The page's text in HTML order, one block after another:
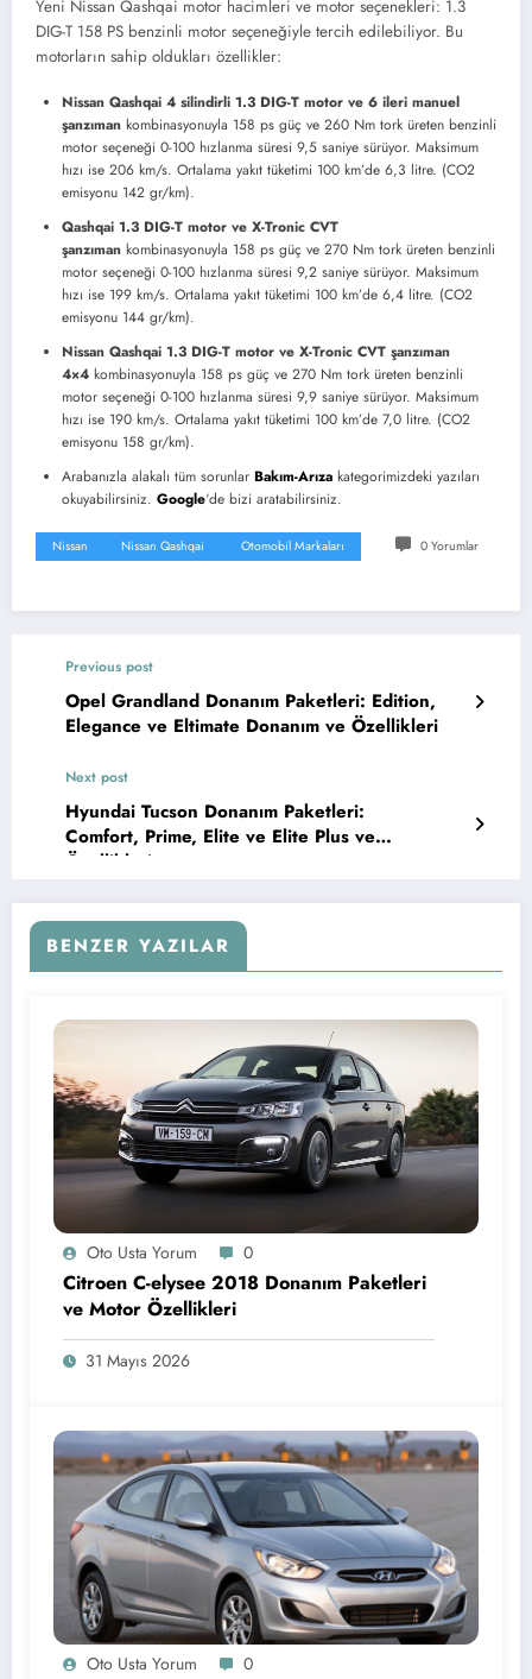
Yeni Nissan Qashqai motor hacimleri ve motor seçenekleri: 1.3
DIG-T 158 PS benzinli motor seçeneğiyle tercih edilebiliyor. Bu
motorların sahip oldukları özellikler:
Nissan Qashqai 4 silindirli 1.3 DIG-T motor ve 6 ileri manuel
şanzıman kombinasyonuyla 158 ps güç ve 260 Nm tork üreten benzinli
motor seçeneği 0-100 hızlanma süresi 9,5 saniye sürüyor. Maksimum
hızı ise 206 km/s. Ortalama yakıt tüketimi 100 km’de 6,3 litre. (CO2
emisyonu 142 gr/km).
Qashqai 1.3 DIG-T motor ve X-Tronic CVT
şanzıman kombinasyonuyla 158 ps güç ve 270 Nm tork üreten benzinli
motor seçeneği 0-100 hızlanma süresi 9,2 saniye sürüyor. Maksimum
hızı ise 199 km/s. Ortalama yakıt tüketimi 100 km’de 6,4 litre. (CO2
emisyonu 144 gr/km).
Nissan Qashqai 1.3 DIG-T motor ve X-Tronic CVT şanzıman
4×4 kombinasyonuyla 158 ps güç ve 270 Nm tork üreten benzinli
motor seçeneği 0-100 hızlanma süresi 9,9 saniye sürüyor. Maksimum
hızı ise 190 km/s. Ortalama yakıt tüketimi 100 km’de 7,0 litre. (CO2
emisyonu 158 gr/km).
Arabanızla alakalı tüm sorunlar Bakım-Arıza kategorimizdeki yazıları
okuyabilirsiniz. Google‘de bizi aratabilirsiniz.
Nissan Nissan Qashqai Otomobil Markaları 0 Yorumlar
Previous post
Opel Grandland Donanım Paketleri: Edition,
Elegance ve Eltimate Donanım ve Özellikleri
Next post
Hyundai Tucson Donanım Paketleri:
Comfort, Prime, Elite ve Elite Plus ve
Özellikleri
BENZER YAZILAR
Oto Usta Yorum 0
Citroen C-elysee 2018 Donanım Paketleri
ve Motor Özellikleri
31 Mayıs 2026
Oto Usta Yorum 0